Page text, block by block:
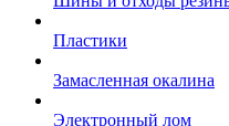
Пластики
Замасленная окалина
Электронный лом